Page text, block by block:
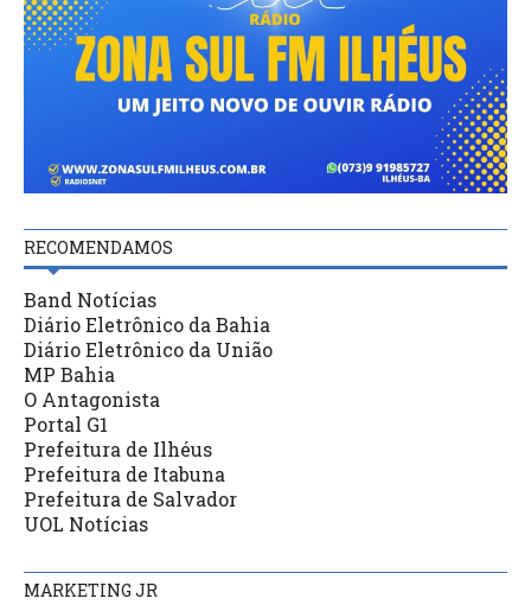
RECOMENDAMOS
Band Notícias
Diário Eletrônico da Bahia
Diário Eletrônico da União
MP Bahia
O Antagonista
Portal G1
Prefeitura de Ilhéus
Prefeitura de Itabuna
Prefeitura de Salvador
UOL Notícias
MARKETING JR